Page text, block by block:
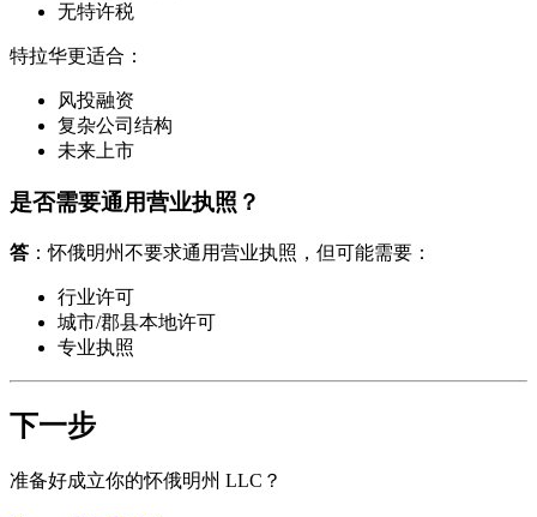
无特许税
特拉华更适合：
风投融资
复杂公司结构
未来上市
是否需要通用营业执照？
答 ：怀俄明州不要求通用营业执照，但可能需要：
行业许可
城市/郡县本地许可
专业执照
下一步
准备好成立你的怀俄明州 LLC？